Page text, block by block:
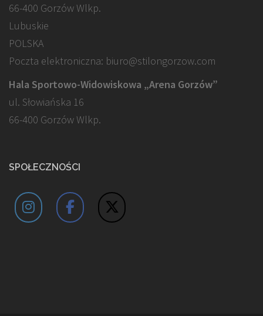
66-400 Gorzów Wlkp.
Lubuskie
POLSKA
Poczta elektroniczna: biuro@stilongorzow.com
Hala Sportowo-Widowiskowa „Arena Gorzów”
ul. Słowiańska 16
66-400 Gorzów Wlkp.
SPOŁECZNOŚCI